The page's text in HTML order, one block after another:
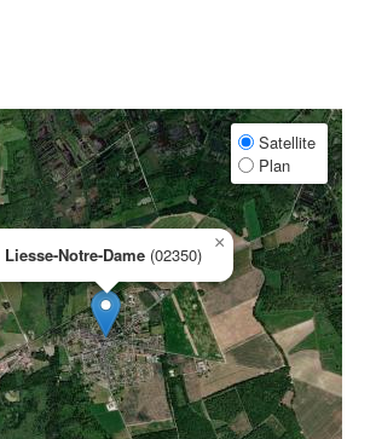
Liesse-Notre-Dame (02350)
×
Satellite
Plan